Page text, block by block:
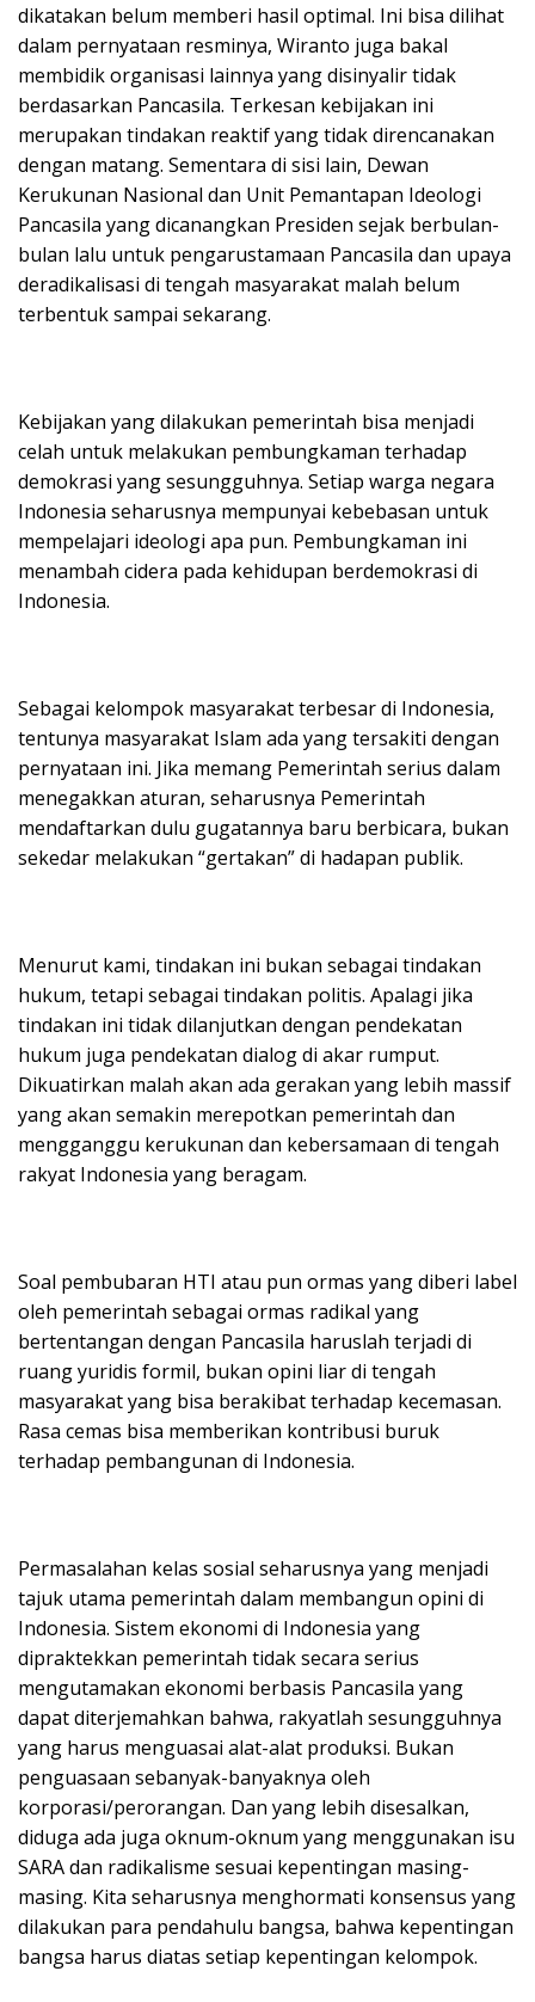
dikatakan belum memberi hasil optimal. Ini bisa dilihat
dalam pernyataan resminya, Wiranto juga bakal
membidik organisasi lainnya yang disinyalir tidak
berdasarkan Pancasila. Terkesan kebijakan ini
merupakan tindakan reaktif yang tidak direncanakan
dengan matang. Sementara di sisi lain, Dewan
Kerukunan Nasional dan Unit Pemantapan Ideologi
Pancasila yang dicanangkan Presiden sejak berbulan-
bulan lalu untuk pengarustamaan Pancasila dan upaya
deradikalisasi di tengah masyarakat malah belum
terbentuk sampai sekarang.
Kebijakan yang dilakukan pemerintah bisa menjadi
celah untuk melakukan pembungkaman terhadap
demokrasi yang sesungguhnya. Setiap warga negara
Indonesia seharusnya mempunyai kebebasan untuk
mempelajari ideologi apa pun. Pembungkaman ini
menambah cidera pada kehidupan berdemokrasi di
Indonesia.
Sebagai kelompok masyarakat terbesar di Indonesia,
tentunya masyarakat Islam ada yang tersakiti dengan
pernyataan ini. Jika memang Pemerintah serius dalam
menegakkan aturan, seharusnya Pemerintah
mendaftarkan dulu gugatannya baru berbicara, bukan
sekedar melakukan “gertakan” di hadapan publik.
Menurut kami, tindakan ini bukan sebagai tindakan
hukum, tetapi sebagai tindakan politis. Apalagi jika
tindakan ini tidak dilanjutkan dengan pendekatan
hukum juga pendekatan dialog di akar rumput.
Dikuatirkan malah akan ada gerakan yang lebih massif
yang akan semakin merepotkan pemerintah dan
mengganggu kerukunan dan kebersamaan di tengah
rakyat Indonesia yang beragam.
Soal pembubaran HTI atau pun ormas yang diberi label
oleh pemerintah sebagai ormas radikal yang
bertentangan dengan Pancasila haruslah terjadi di
ruang yuridis formil, bukan opini liar di tengah
masyarakat yang bisa berakibat terhadap kecemasan.
Rasa cemas bisa memberikan kontribusi buruk
terhadap pembangunan di Indonesia.
Permasalahan kelas sosial seharusnya yang menjadi
tajuk utama pemerintah dalam membangun opini di
Indonesia. Sistem ekonomi di Indonesia yang
dipraktekkan pemerintah tidak secara serius
mengutamakan ekonomi berbasis Pancasila yang
dapat diterjemahkan bahwa, rakyatlah sesungguhnya
yang harus menguasai alat-alat produksi. Bukan
penguasaan sebanyak-banyaknya oleh
korporasi/perorangan. Dan yang lebih disesalkan,
diduga ada juga oknum-oknum yang menggunakan isu
SARA dan radikalisme sesuai kepentingan masing-
masing. Kita seharusnya menghormati konsensus yang
dilakukan para pendahulu bangsa, bahwa kepentingan
bangsa harus diatas setiap kepentingan kelompok.